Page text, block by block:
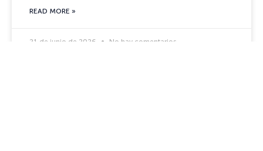
READ MORE »
21 de junio de 2026 No hay comentarios